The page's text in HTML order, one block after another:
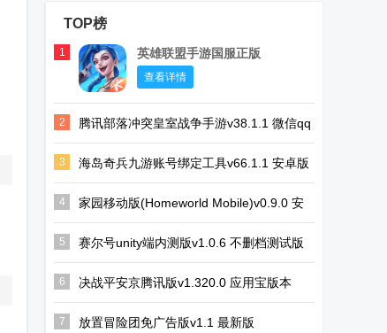
TOP榜
1 英雄联盟手游国服正版
查看详情
2
腾讯部落冲突皇室战争手游v38.1.1 微信qq
一键登录版
3 海岛奇兵九游账号绑定工具v66.1.1 安卓版
4
家园移动版(Homeworld Mobile)v0.9.0 安
卓手机最新版
5 赛尔号unity端内测版v1.0.6 不删档测试版
6 决战平安京腾讯版v1.320.0 应用宝版本
7 放置冒险团免广告版v1.1 最新版